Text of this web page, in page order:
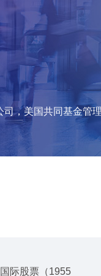
，美国共同基金管
际股票（1955